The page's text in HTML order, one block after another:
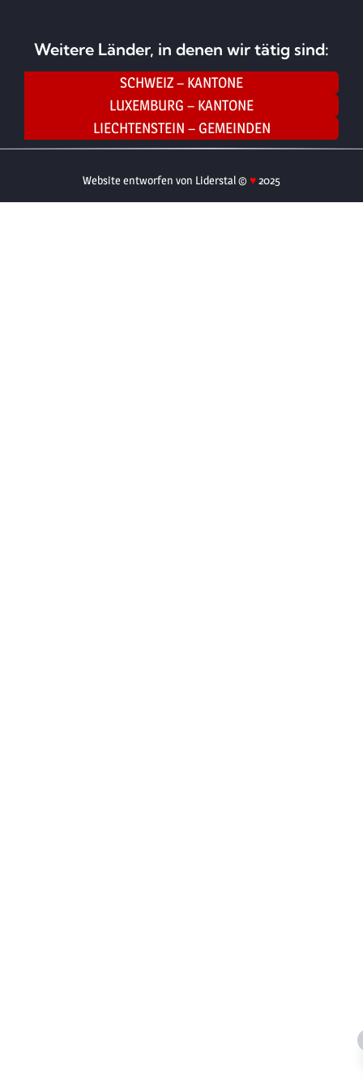
Weitere Länder, in denen wir tätig sind:
SCHWEIZ – KANTONE
LUXEMBURG – KANTONE
LIECHTENSTEIN – GEMEINDEN
Website entworfen von Liderstal © ♥2025